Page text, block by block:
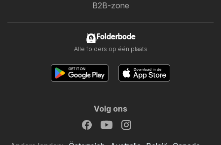
B2B-zone
Folderbode
Alle folders op één plaats
Volg ons